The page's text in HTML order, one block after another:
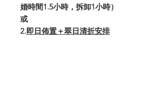
婚時間1.5小時，拆卸1小時）
或
2.即日佈置＋翠日清折安排